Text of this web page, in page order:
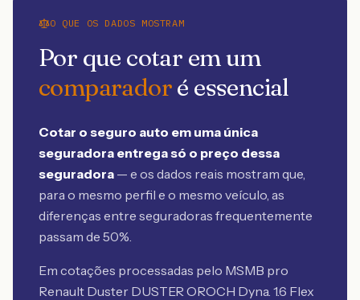
O QUE OS DADOS MOSTRAM
Por que cotar em um
comparadoré essencial
Cotar o seguro auto em uma única
seguradora entrega só o preço dessa
seguradora — e os dados reais mostram que,
para o mesmo perfil e o mesmo veículo, as
diferenças entre seguradoras frequentemente
passam de 50%.
Em cotações processadas pelo MSMB pro
Renault Duster DUSTER OROCH Dyna. 1.6 Flex